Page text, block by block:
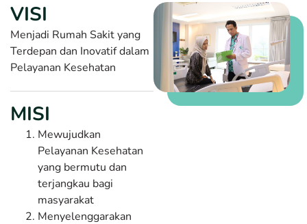
VISI
Menjadi Rumah Sakit yang
Terdepan dan Inovatif dalam
Pelayanan Kesehatan
MISI
Mewujudkan
Pelayanan Kesehatan
yang bermutu dan
terjangkau bagi
masyarakat
Menyelenggarakan